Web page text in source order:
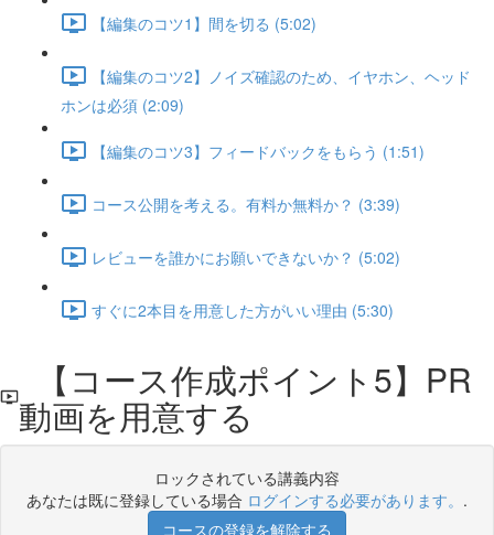
【編集のコツ1】間を切る (5:02)
【編集のコツ2】ノイズ確認のため、イヤホン、ヘッド
ホンは必須 (2:09)
【編集のコツ3】フィードバックをもらう (1:51)
コース公開を考える。有料か無料か？ (3:39)
レビューを誰かにお願いできないか？ (5:02)
すぐに2本目を用意した方がいい理由 (5:30)
【コース作成ポイント5】PR
動画を用意する
ロックされている講義内容
あなたは既に登録している場合 ログインする必要があります。 .
コースの登録を解除する